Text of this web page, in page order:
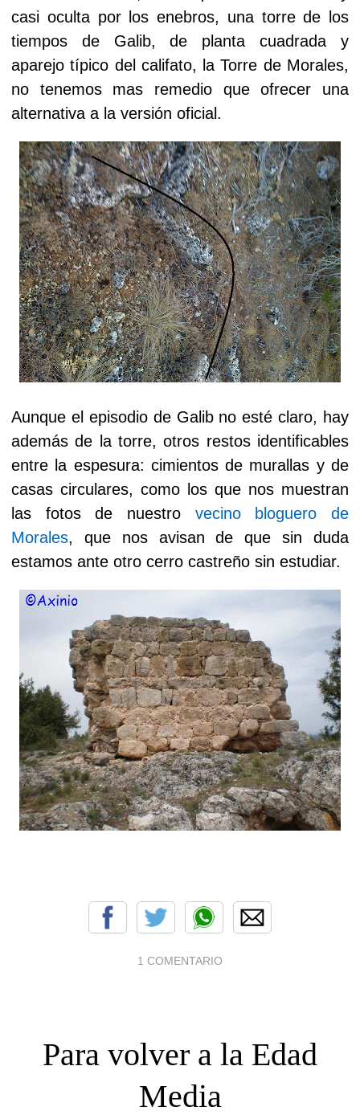
casi oculta por los enebros, una torre de los
tiempos de Galib, de planta cuadrada y
aparejo típico del califato, la Torre de Morales,
no tenemos mas remedio que ofrecer una
alternativa a la versión oficial.
Aunque el episodio de Galib no esté claro, hay
además de la torre, otros restos identificables
entre la espesura: cimientos de murallas y de
casas circulares, como los que nos muestran
las fotos de nuestro vecino bloguero de
Morales, que nos avisan de que sin duda
estamos ante otro cerro castreño sin estudiar.
1 COMENTARIO
Para volver a la Edad
Media